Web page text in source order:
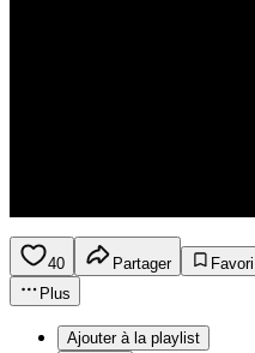
40 Partager
Favori
Plus
Ajouter à la playlist